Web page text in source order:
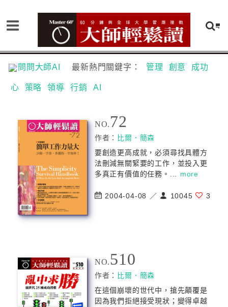
問問大師AI 最新熱門關鍵字： 管理 創意 成功
心 策略 領導 行銷 AI
NO. 72
作者：
比爾．簡森
要創造更高成就，必須尋找具體方
法刪減無關緊要的工作，並投入更
多真正有價值的任務。... more
2004-04-08 ／ 10045 3
NO. 510
作者：
比爾．簡森
在這個崩壞的世代中，搶先顛覆是
因為我們拒絕接受現狀；變得卓越